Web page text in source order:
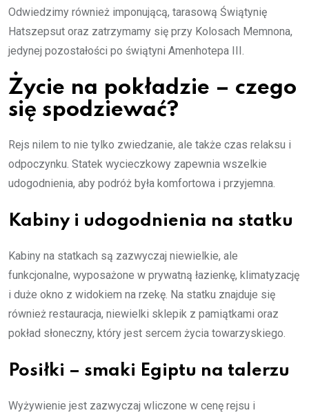
Odwiedzimy również imponującą, tarasową Świątynię
Hatszepsut oraz zatrzymamy się przy Kolosach Memnona,
jedynej pozostałości po świątyni Amenhotepa III.
Życie na pokładzie – czego
się spodziewać?
Rejs nilem to nie tylko zwiedzanie, ale także czas relaksu i
odpoczynku. Statek wycieczkowy zapewnia wszelkie
udogodnienia, aby podróż była komfortowa i przyjemna.
Kabiny i udogodnienia na statku
Kabiny na statkach są zazwyczaj niewielkie, ale
funkcjonalne, wyposażone w prywatną łazienkę, klimatyzację
i duże okno z widokiem na rzekę. Na statku znajduje się
również restauracja, niewielki sklepik z pamiątkami oraz
pokład słoneczny, który jest sercem życia towarzyskiego.
Posiłki – smaki Egiptu na talerzu
Wyżywienie jest zazwyczaj wliczone w cenę rejsu i